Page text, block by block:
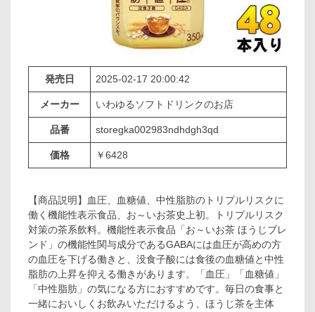
発売日 2025-02-17 20:00:42
メーカー いわゆるソフトドリンクのお店
品番 storegka002983ndhdgh3qd
価格 ￥6428
【商品説明】血圧、血糖値、中性脂肪のトリプルリスクに
働く機能性表示食品、お～いお茶史上初。トリプルリスク
対策の茶系飲料。機能性表示食品「お～いお茶 ほうじブレ
ンド」の機能性関与成分であるGABAには血圧が高めの方
の血圧を下げる働きと、没食子酸には食後の血糖値と中性
脂肪の上昇を抑える働きがあります。「血圧」「血糖値」
「中性脂肪」の気になる方におすすめです。毎日の食事と
一緒においしくお飲みいただけるよう、ほうじ茶を主体